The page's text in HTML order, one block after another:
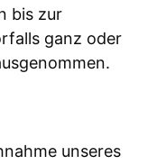
bis zur
ganz oder
unseres